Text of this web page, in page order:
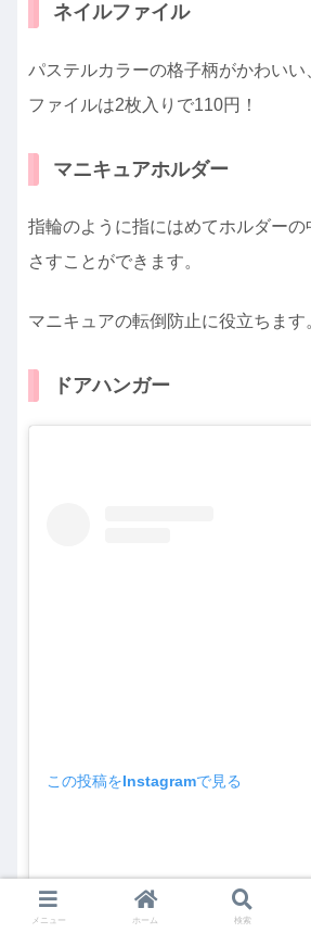
ネイルファイル
パステルカラーの格子柄がかわい
ファイルは2枚入りで110円！
マニキュアホルダー
指輪のように指にはめてホルダーの
さすことができます。
マニキュアの転倒防止に役立ちます
ドアハンガー
この投稿をInstagramで見る
メニュー ホーム 検索